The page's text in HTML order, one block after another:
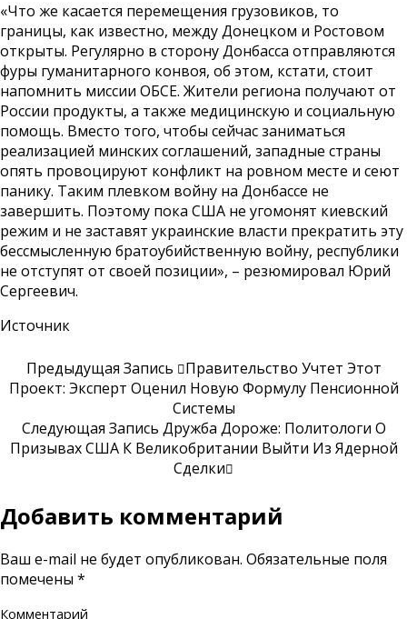
«Что же касается перемещения грузовиков, то
границы, как известно, между Донецком и Ростовом
открыты. Регулярно в сторону Донбасса отправляются
фуры гуманитарного конвоя, об этом, кстати, стоит
напомнить миссии ОБСЕ. Жители региона получают от
России продукты, а также медицинскую и социальную
помощь. Вместо того, чтобы сейчас заниматься
реализацией минских соглашений, западные страны
опять провоцируют конфликт на ровном месте и сеют
панику. Таким плевком войну на Донбассе не
завершить. Поэтому пока США не угомонят киевский
режим и не заставят украинские власти прекратить эту
бессмысленную братоубийственную войну, республики
не отступят от своей позиции», – резюмировал Юрий
Сергеевич.
Источник
Предыдущая Запись
Правительство Учтет Этот
Проект: Эксперт Оценил Новую Формулу Пенсионной
Системы
Следующая Запись Дружба Дороже: Политологи О
Призывах США К Великобритании Выйти Из Ядерной
Сделки
Добавить комментарий
Ваш e-mail не будет опубликован. Обязательные поля
помечены *
Комментарий